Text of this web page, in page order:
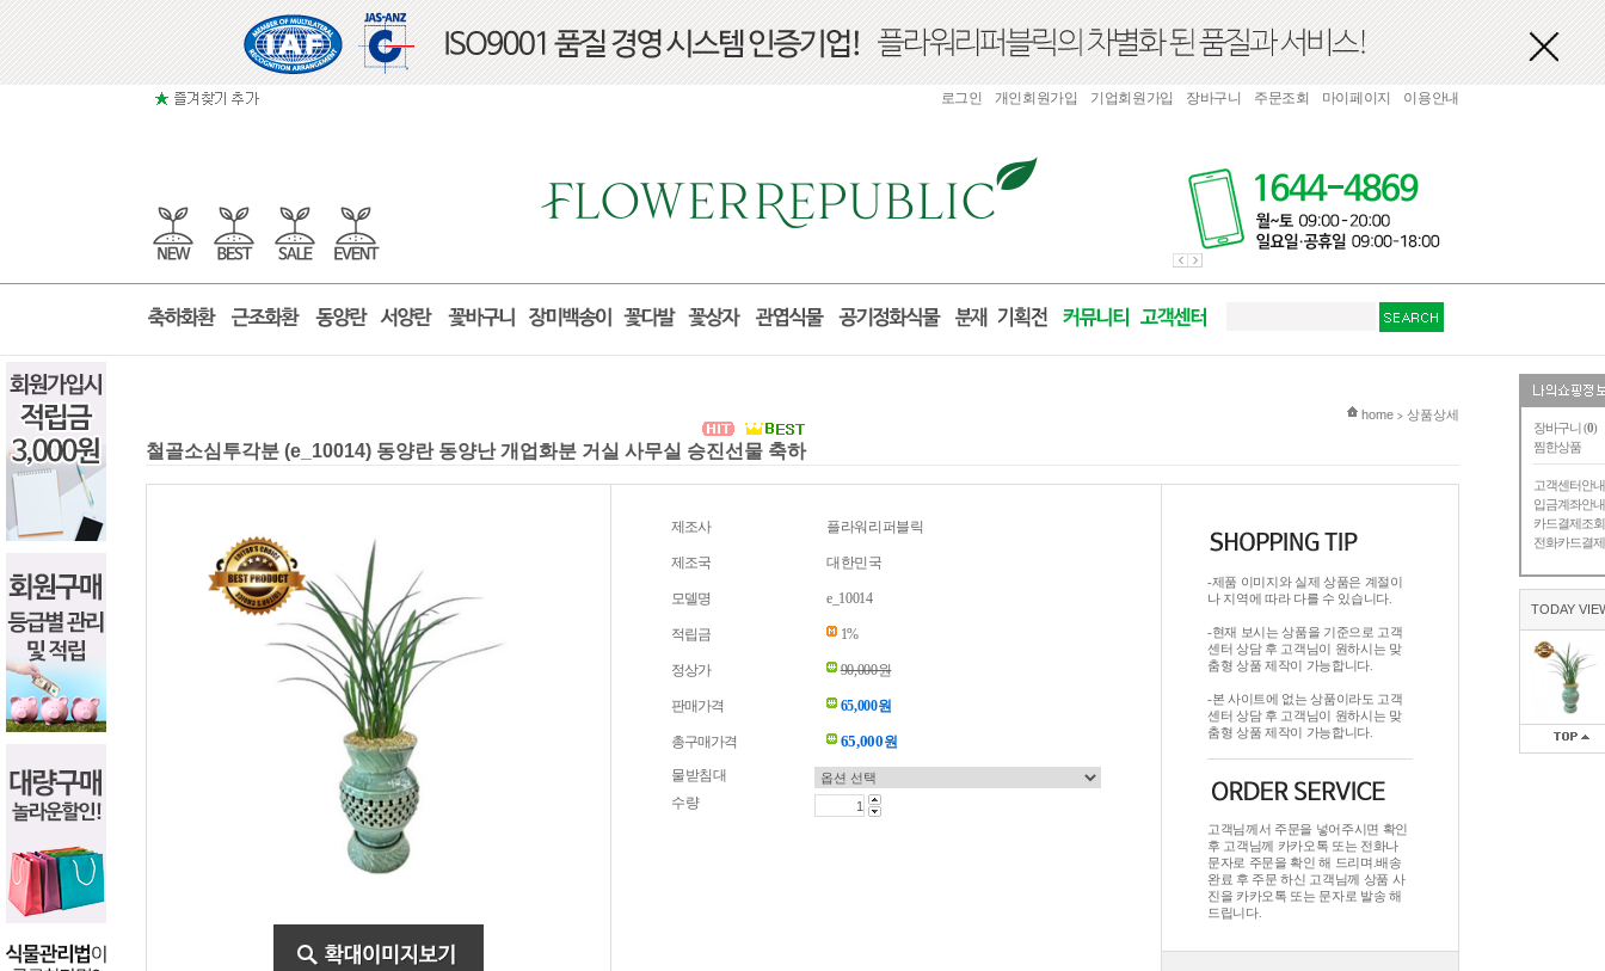
장바구니 (0)
찜한상품
고객센터안내
입금계좌안내
카드결제조회
전화카드결제
TODAY
로그인 개인회원가입 기업회원가입 장바구니 주문조회 마이페이지 이용안내
현재 위치
home > 상품상세
철골소심투각분 (e_10014) 동양란 동양난 개업화분 거실 사무실 승진선물 축하
제조사 플라워리퍼블릭
제조국 대한민국
모델명 e_10014
적립금 1%
정상가 90,000원
판매가격 65,000원
총구매가격 65,000원
물받침대
수량
-제품 이미지와 실제 상품은 계절이
나 지역에 따라 다를 수 있습니다.
-현재 보시는 상품을 기준으로 고객
센터 상담 후 고객님이 원하시는 맞
춤형 상품 제작이 가능합니다.
-본 사이트에 없는 상품이라도 고객
센터 상담 후 고객님이 원하시는 맞
춤형 상품 제작이 가능합니다.
고객님께서 주문을 넣어주시면 확인
후 고객님께 카카오톡 또는 전화나
문자로 주문을 확인 해 드리며.배송
완료 후 주문 하신 고객님께 상품 사
진을 카카오톡 또는 문자로 발송 해
드립니다.